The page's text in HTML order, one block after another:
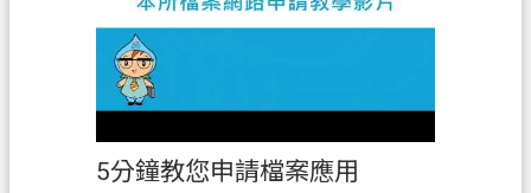
5分鐘教您申請檔案應用